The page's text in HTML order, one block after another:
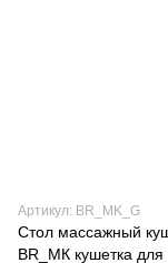
Артикул: BR_MK_G
Стол массажный
BR_MК кушетка